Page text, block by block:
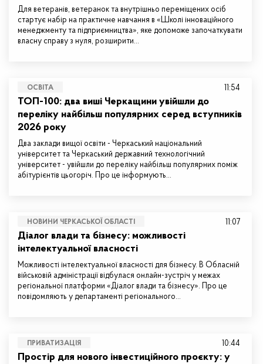
Для ветеранів, ветеранок та внутрішньо переміщених осіб
стартує набір на практичне навчання в «Школі інноваційного
менеджменту та підприємництва», яке допоможе започаткувати
власну справу з нуля, розширити…
ОСВІТА
ТОП-100: два виші Черкащини увійшли до
переліку найбільш популярних серед вступників
2026 року
Два заклади вищої освіти - Черкаський національний
університет та Черкаський державний технологічний
університет - увійшли до переліку найбільш популярних поміж
абітурієнтів цьогоріч. Про це інформують…
11:54
НОВИНИ ЧЕРКАСЬКОЇ ОБЛАСТІ
Діалог влади та бізнесу: можливості
інтелектуальної власності
Можливості інтелектуальної власності для бізнесу. В Обласній
військовій адміністрації відбулася онлайн-зустріч у межах
регіональної платформи «Діалог влади та бізнесу». Про це
повідомляють у департаменті регіонального…
11:07
ПРИВАТИЗАЦІЯ
Простір для нового інвестиційного проєкту: у
10:44